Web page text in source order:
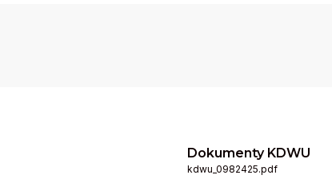
Dokumenty KDWU
kdwu_0982425.pdf